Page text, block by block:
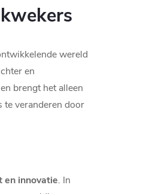
wereld
en
brengt het alleen
te veranderen door
innovatie. In